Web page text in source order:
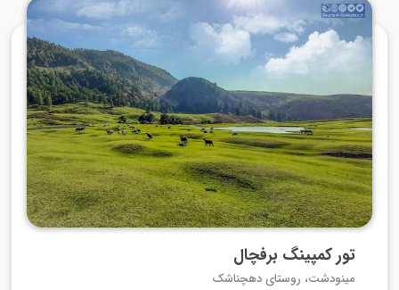
تور کمپینگ برفچال
مینودشت، روستای دهچناشک